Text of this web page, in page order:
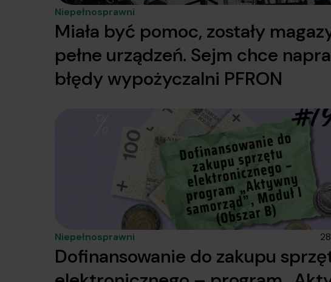
Niepełnosprawni
Miała być pomoc, zostały
pełne urządzeń. Sejm chce
błędy wypożyczalni PFRON
Niepełnosprawni
Dofinansowanie do zakupu